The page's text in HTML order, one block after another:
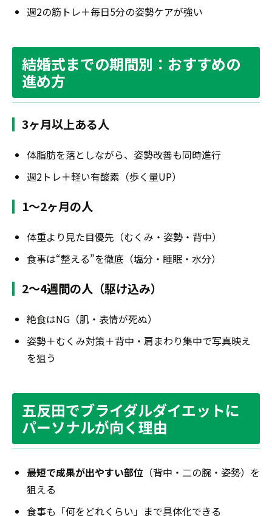
週2の筋トレ＋毎日5分の姿勢ケアが強い
結婚式までの期間別：おすすめの
進め方
3ヶ月以上ある人
体脂肪を落としながら、姿勢改善も同時進行
週2トレ＋軽い有酸素（歩く量UP）
1〜2ヶ月の人
体重より見た目優先（むくみ・姿勢・背中）
食事は“整える”を徹底（塩分・睡眠・水分）
2〜4週間の人（駆け込み）
絶食はNG（肌・表情が死ぬ）
姿勢＋むくみ対策＋背中・肩まわり集中で写真映え
を狙う
五反田でブライダルダイエットに
パーソナルが向く理由
最短で成果が出やすい部位 （背中・二の腕・姿勢）を
狙える
食事も「何をどれくらい」まで具体化できる